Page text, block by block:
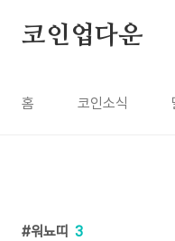
코인업다운
홈 코인소식
워뇨띠 3